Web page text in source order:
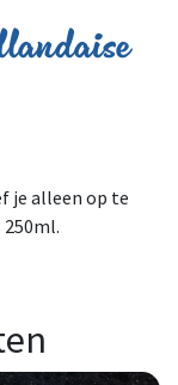
je alleen op te
250ml.